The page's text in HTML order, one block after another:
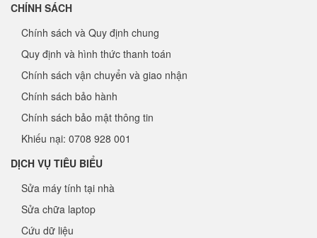
CHÍNH SÁCH
Chính sách và Quy định chung
Quy định và hình thức thanh toán
Chính sách vận chuyển và giao nhận
Chính sách bảo hành
Chính sách bảo mật thông tin
Khiếu nại: 0708 928 001
DỊCH VỤ TIÊU BIỂU
Sửa máy tính tại nhà
Sửa chữa laptop
Cứu dữ liệu